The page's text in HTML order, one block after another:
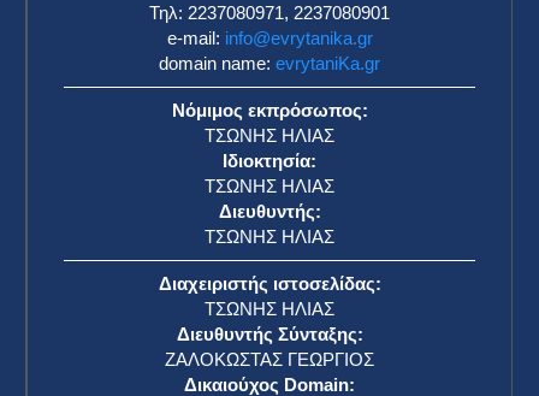
Τηλ: 2237080971, 2237080901
e-mail: info@evrytanika.gr
domain name: evrytaniKa.gr
Νόμιμος εκπρόσωπος:
ΤΣΩΝΗΣ ΗΛΙΑΣ
Ιδιοκτησία:
ΤΣΩΝΗΣ ΗΛΙΑΣ
Διευθυντής:
ΤΣΩΝΗΣ ΗΛΙΑΣ
Διαχειριστής ιστοσελίδας:
ΤΣΩΝΗΣ ΗΛΙΑΣ
Διευθυντής Σύνταξης:
ΖΑΛΟΚΩΣΤΑΣ ΓΕΩΡΓΙΟΣ
Δικαιούχος Domain: